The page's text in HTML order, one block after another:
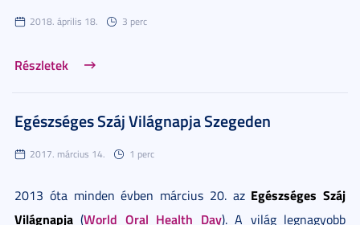
2018. április 18. 3 perc
Részletek
Egészséges Száj Világnapja Szegeden
2017. március 14. 1 perc
2013 óta minden évben március 20. az Egészséges Száj
Világnapja (World Oral Health Day). A világ legnagyobb